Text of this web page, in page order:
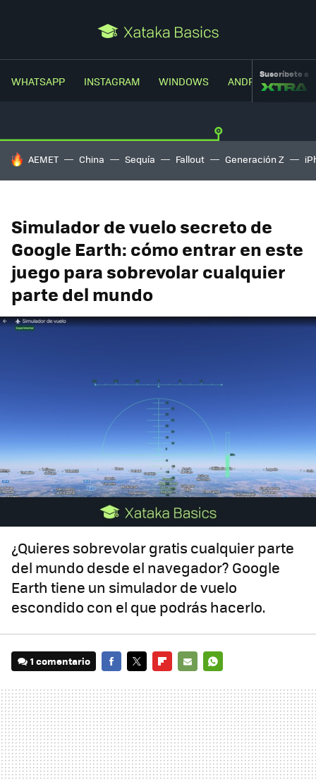
WHATSAPP INSTAGRAM WINDOWS ANDROIDSuscríbete a
HOY SE HABLA DE
AEMET China Sequía Fallout Generación Z
Simulador de vuelo secreto de
Google Earth: cómo entrar en este
juego para sobrevolar cualquier
parte del mundo
¿Quieres sobrevolar gratis cualquier parte
del mundo desde el navegador? Google
Earth tiene un simulador de vuelo
escondido con el que podrás hacerlo.
1 comentario
MAIL